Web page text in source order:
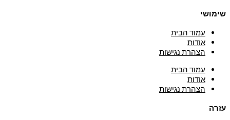
שימושי
עמוד הבית
אודות
הצהרת נגישות
עמוד הבית
אודות
הצהרת נגישות
עזרה